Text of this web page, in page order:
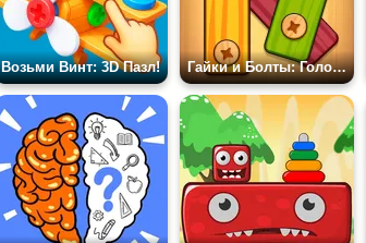
Возьми Винт: 3D Пазл! Гайки и Болты: Головоломка Для Завинчивания